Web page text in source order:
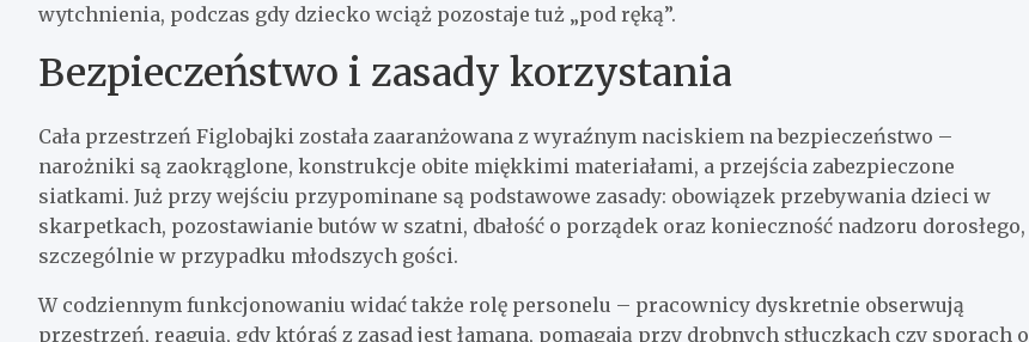
wytchnienia, podczas gdy dziecko wciąż pozostaje tuż „pod ręką”.
Bezpieczeństwo i zasady korzystania
Cała przestrzeń Figlobajki została zaaranżowana z wyraźnym naciskiem na bezpieczeństwo –
narożniki są zaokrąglone, konstrukcje obite miękkimi materiałami, a przejścia zabezpieczone
siatkami. Już przy wejściu przypominane są podstawowe zasady: obowiązek przebywania dzieci w
skarpetkach, pozostawianie butów w szatni, dbałość o porządek oraz konieczność nadzoru dorosłego,
szczególnie w przypadku młodszych gości.
W codziennym funkcjonowaniu widać także rolę personelu – pracownicy dyskretnie obserwują
przestrzeń, reagują, gdy któraś z zasad jest łamana, pomagają przy drobnych stłuczkach czy sporach o